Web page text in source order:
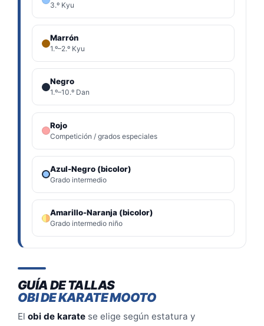
3.º Kyu
Marrón
1.º–2.º Kyu
Negro
1.º–10.º Dan
Rojo
Competición / grados especiales
Azul-Negro (bicolor)
Grado intermedio
Amarillo-Naranja (bicolor)
Grado intermedio niño
GUÍA DE TALLAS
OBI DE KARATE MOOTO
El obi de karate se elige según estatura y